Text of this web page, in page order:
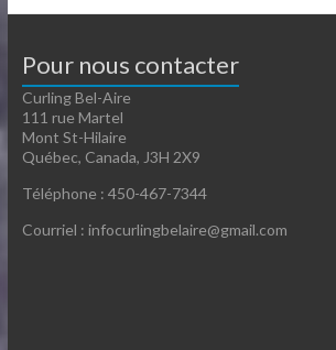
Pour nous contacter
Curling Bel-Aire
111 rue Martel
Mont St-Hilaire
Québec, Canada, J3H 2X9
Téléphone : 450-467-7344
Courriel : infocurlingbelaire@gmail.com